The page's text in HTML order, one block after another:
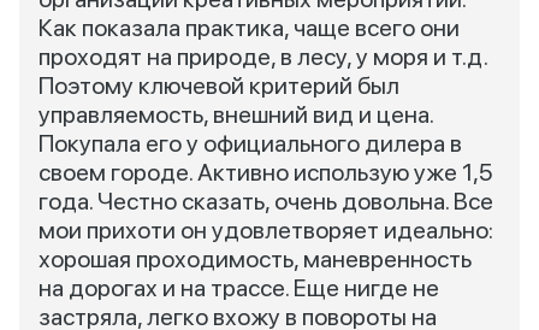
Как показала практика, чаще всего они
проходят на природе, в лесу, у моря и т.д.
Поэтому ключевой критерий был
управляемость, внешний вид и цена.
Покупала его у официального дилера в
своем городе. Активно использую уже 1,5
года. Честно сказать, очень довольна. Все
мои прихоти он удовлетворяет идеально:
хорошая проходимость, маневренность
на дорогах и на трассе. Еще нигде не
застряла, легко вхожу в повороты на